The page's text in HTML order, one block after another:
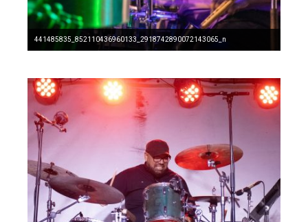
441485835_852110436960133_2918742890072143065_n